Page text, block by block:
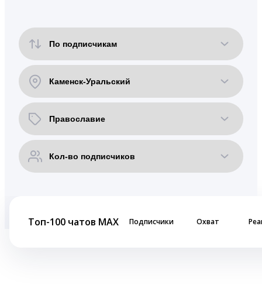
Топ-100 чатов MAX Подписчики Охват